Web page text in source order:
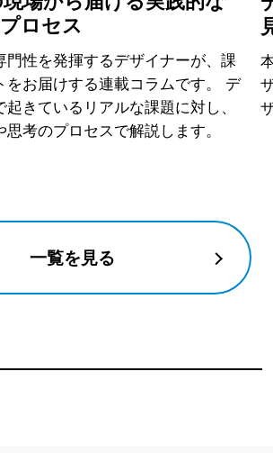
ロセス
門性を発揮するデザイナーが、課
をお届けする連載コラムです。 デ
きているリアルな課題に対し、
考のプロセスで解説します。
一覧を見る